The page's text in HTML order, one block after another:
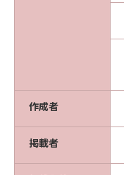
作成者
掲載者